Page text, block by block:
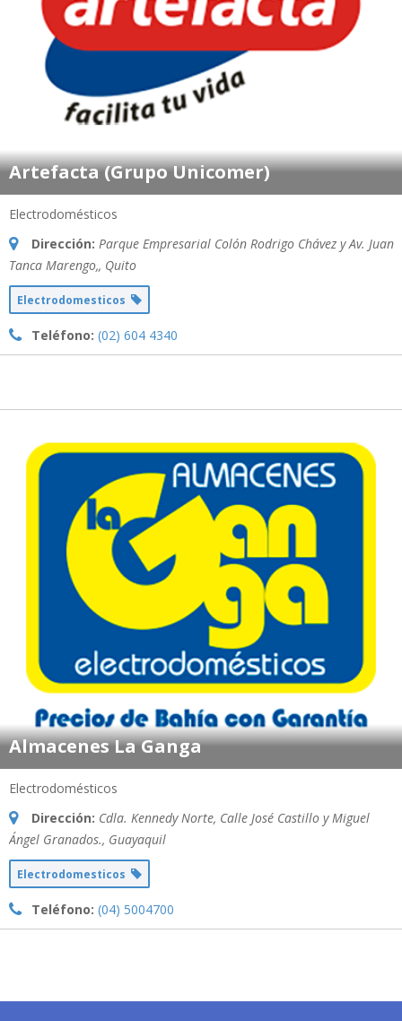
Artefacta (Grupo Unicomer)
Electrodomésticos
Dirección: Parque Empresarial Colón Rodrigo Chávez y Av. Juan
Tanca Marengo,, Quito
Electrodomesticos
Teléfono: (02) 604 4340
Almacenes La Ganga
Electrodomésticos
Dirección: Cdla. Kennedy Norte, Calle José Castillo y Miguel
Ángel Granados., Guayaquil
Electrodomesticos
Teléfono: (04) 5004700